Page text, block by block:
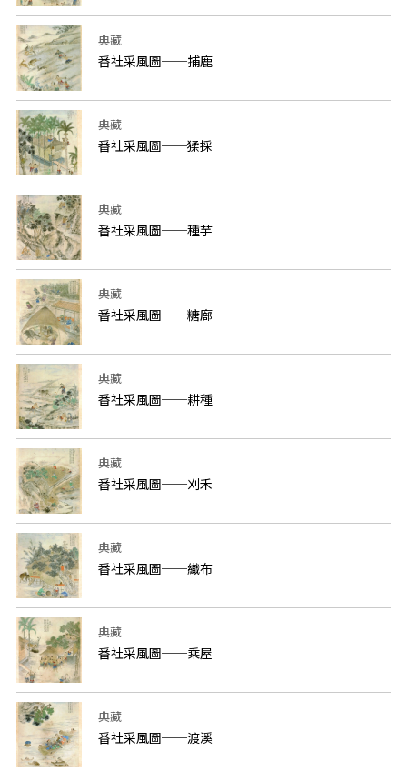
典藏
番社采風圖──捕鹿
典藏
番社采風圖──猱採
典藏
番社采風圖──種芋
典藏
番社采風圖──糖廍
典藏
番社采風圖──耕種
典藏
番社采風圖──刈禾
典藏
番社采風圖──織布
典藏
番社采風圖──乘屋
典藏
番社采風圖──渡溪